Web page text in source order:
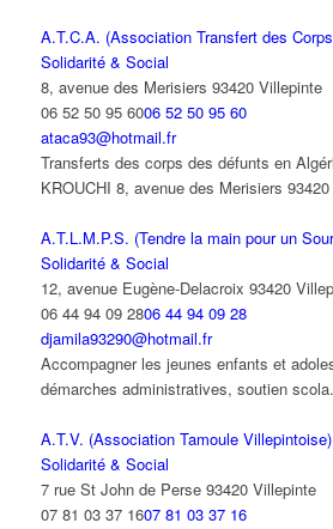
A.T.C.A. (Association Transfert des
Solidarité & Social
8, avenue des Merisiers 93420 Villepinte
06 52 50 95 6006 52 50 95 60
ataca93@hotmail.fr
Transferts des corps des défunts en
KROUCHI 8, avenue des Merisiers
A.T.L.M.P.S. (Tendre la main pour un
Solidarité & Social
12, avenue Eugène-Delacroix 93420
06 44 94 09 2806 44 94 09 28
djamila93290@hotmail.fr
Accompagner les jeunes enfants et
démarches administratives, soutien
A.T.V. (Association Tamoule Villepintoise)
Solidarité & Social
7 rue St John de Perse 93420 Villepinte
07 81 03 37 1607 81 03 37 16